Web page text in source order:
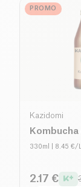
PROMO
Kazidomi
330ml | 8.45 €/L
2.17 €